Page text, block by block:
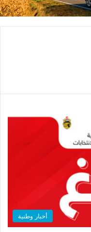
أخبار وطنية